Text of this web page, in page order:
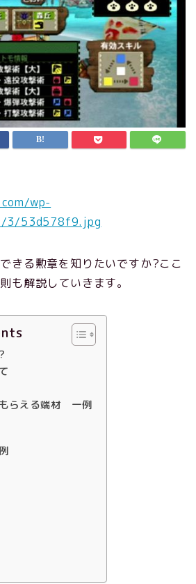
wp-
3/53d578f9.jpg
きる勲章を知りたいですか?ここ
も解説していきます。
らえる端材 一例